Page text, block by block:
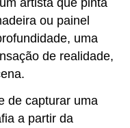
um artista que pinta
ou painel
uma
de realidade,
de capturar uma
a partir da